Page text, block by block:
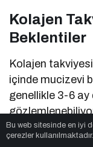
Kolajen
Beklentiler
Kolajen
içinde mucizevi
genellikle 3-6 ay
Ayrıca
Bu web sitesinde en iyi
çerezler kullanılmaktadır.